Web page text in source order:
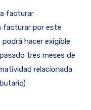
facturar
facturar por este
hacer exigible
tres meses de
relacionada